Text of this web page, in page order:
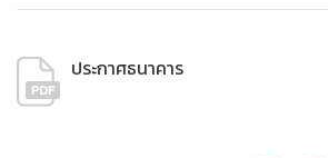
ประกาศธนาคาร